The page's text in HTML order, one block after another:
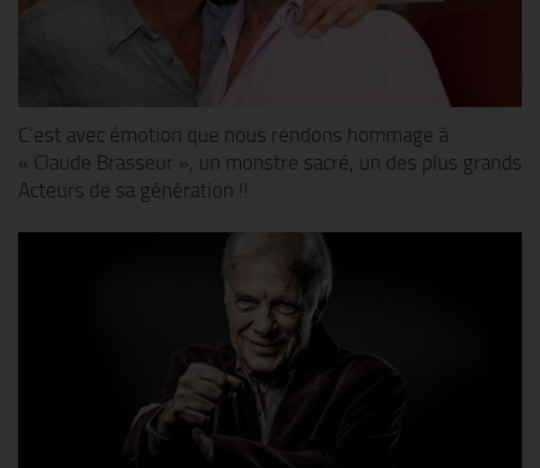
C’est avec émotion que nous rendons hommage à
« Claude Brasseur », un monstre sacré, un des plus grands
Acteurs de sa génération !!